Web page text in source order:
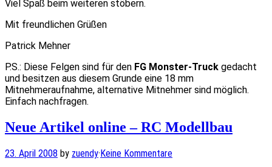
Viel Spaß beim weiteren stöbern.
Mit freundlichen Grüßen
Patrick Mehner
P.S.: Diese Felgen sind für den FG Monster-Truck gedacht
und besitzen aus diesem Grunde eine 18 mm
Mitnehmeraufnahme, alternative Mitnehmer sind möglich.
Einfach nachfragen.
Neue Artikel online – RC Modellbau
23. April 2008 by zuendy·Keine Kommentare